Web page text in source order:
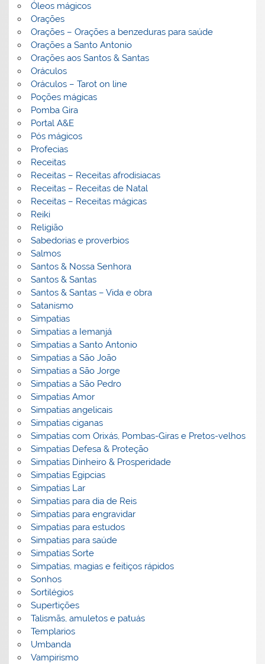
Óleos mágicos
Orações
Orações – Orações a benzeduras para saúde
Orações a Santo Antonio
Orações aos Santos & Santas
Oráculos
Oráculos – Tarot on line
Poções mágicas
Pomba Gira
Portal A&E
Pós mágicos
Profecias
Receitas
Receitas – Receitas afrodisiacas
Receitas – Receitas de Natal
Receitas – Receitas mágicas
Reiki
Religião
Sabedorias e proverbios
Salmos
Santos & Nossa Senhora
Santos & Santas
Santos & Santas – Vida e obra
Satanismo
Simpatias
Simpatias a Iemanjá
Simpatias a Santo Antonio
Simpatias a São João
Simpatias a São Jorge
Simpatias a São Pedro
Simpatias Amor
Simpatias angelicais
Simpatias ciganas
Simpatias com Orixás, Pombas-Giras e Pretos-velhos
Simpatias Defesa & Proteção
Simpatias Dinheiro & Prosperidade
Simpatias Egipcias
Simpatias Lar
Simpatias para dia de Reis
Simpatias para engravidar
Simpatias para estudos
Simpatias para saúde
Simpatias Sorte
Simpatias, magias e feitiços rápidos
Sonhos
Sortilégios
Supertições
Talismãs, amuletos e patuás
Templarios
Umbanda
Vampirismo